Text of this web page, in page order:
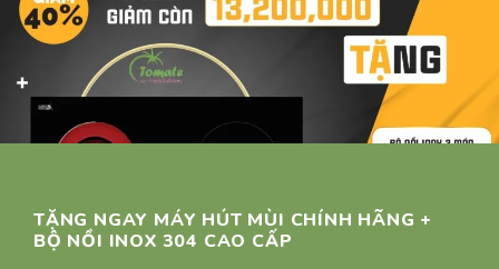
TẶNG NGAY MÁY HÚT MÙI CHÍNH HÃNG +
BỘ NỒI INOX 304 CAO CẤP